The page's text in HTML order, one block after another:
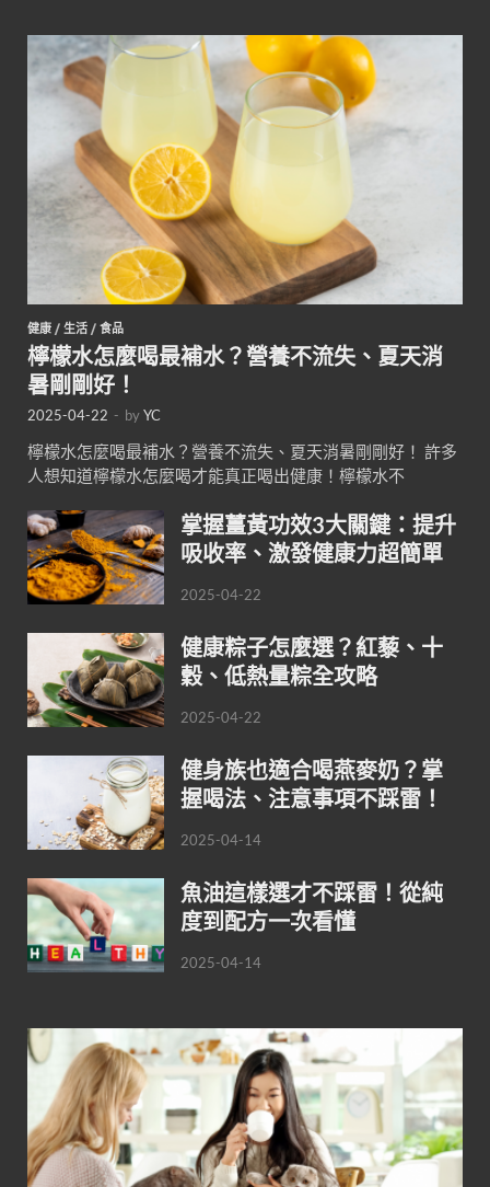
健康 / 生活 / 食品
檸檬水怎麼喝最補水？營養不流失、夏天消
暑剛剛好！
2025-04-22 - byYC
檸檬水怎麼喝最補水？營養不流失、夏天消暑剛剛好！ 許多
人想知道檸檬水怎麼喝才能真正喝出健康！檸檬水不
掌握薑黃功效3大關鍵：提升
吸收率、激發健康力超簡單
2025-04-22
健康粽子怎麼選？紅藜、十
穀、低熱量粽全攻略
2025-04-22
健身族也適合喝燕麥奶？掌
握喝法、注意事項不踩雷！
2025-04-14
魚油這樣選才不踩雷！從純
度到配方一次看懂
2025-04-14